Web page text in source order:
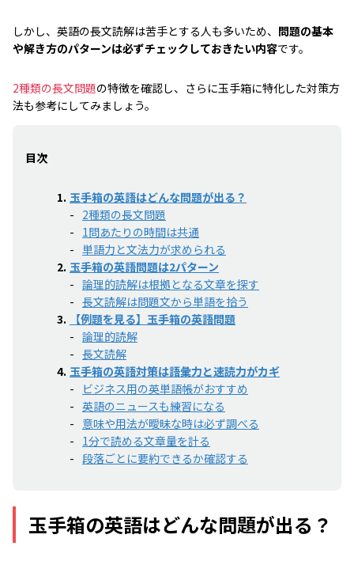
しかし、英語の長文読解は苦手とする人も多いため、 問題の基本
や解き方のパターンは必ずチェックしておきたい内容です。
2種類の長文問題の特徴を確認し、さらに玉手箱に特化した対策方
法も参考にしてみましょう。
目次
玉手箱の英語はどんな問題が出る？
2種類の長文問題
1問あたりの時間は共通
単語力と文法力が求められる
玉手箱の英語問題は2パターン
論理的読解は根拠となる文章を探す
長文読解は問題文から単語を拾う
【例題を見る】玉手箱の英語問題
論理的読解
長文読解
玉手箱の英語対策は語彙力と速読力がカギ
ビジネス用の英単語帳がおすすめ
英語のニュースも練習になる
意味や用法が曖昧な時は必ず調べる
1分で読める文章量を計る
段落ごとに要約できるか確認する
玉手箱の英語はどんな問題が出る？